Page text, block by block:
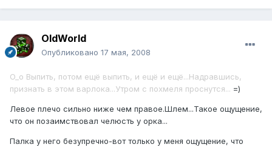
OldWorld
Опубликовано 17 мая, 2008
O_o Выпить, потом ещё выпить, и ещё и ещё...Надравшись,
признать в этом варлока...Утром с похмеля проснутся... =)
Левое плечо сильно ниже чем правое.Шлем...Такое ощущение,
что он позаимствовал челюсть у орка...
Палка у него безупречно-вот только у меня ощущение, что